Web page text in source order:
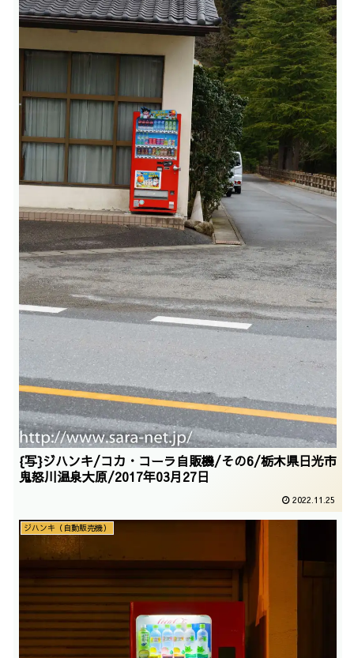
{写}ジハンキ/コカ・コーラ自販機/その6/栃木県日光市
鬼怒川温泉大原/2017年03月27日
2022.11.25
ジハンキ（自動販売機）